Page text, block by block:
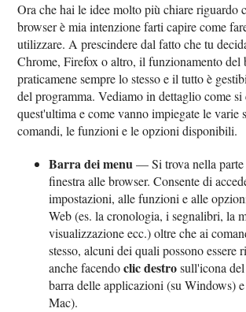
Ora che hai le idee molto più chiare riguardo
browser è mia intenzione farti capire come
utilizzare. A prescindere dal fatto che tu
Chrome, Firefox o altro, il funzionamento del
praticamene sempre lo stesso e il tutto è
del programma. Vediamo in dettaglio come si
quest'ultima e come vanno impiegate le varie
comandi, le funzioni e le opzioni disponibili.
Barra dei menu— Si trova nella
finestra alle browser. Consente di
impostazioni, alle funzioni e alle
Web (es. la cronologia, i segnalibri, la
visualizzazione ecc.) oltre che ai
stesso, alcuni dei quali possono essere
anche facendoclic destrosull'icona
barra delle applicazioni (su Windows)
Mac).